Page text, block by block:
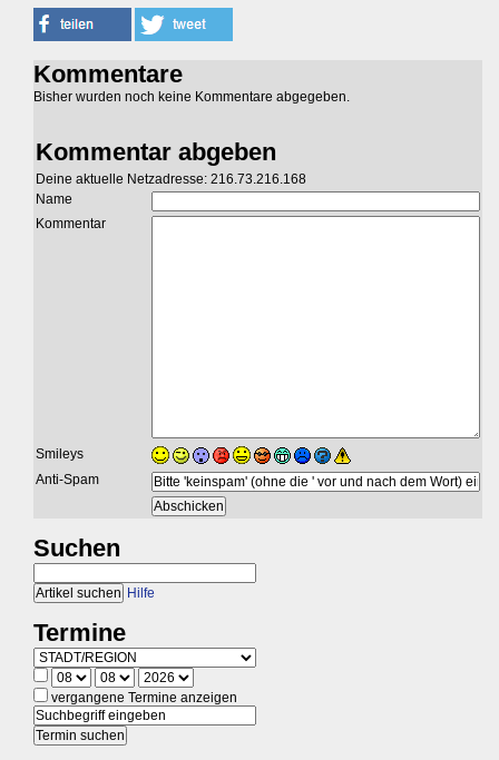
Kommentare
Bisher wurden noch keine Kommentare abgegeben.
Kommentar abgeben
Deine aktuelle Netzadresse: 216.73.216.168
Name
Kommentar
Smileys
Anti-Spam
Suchen
Hilfe
Termine
vergangene Termine anzeigen